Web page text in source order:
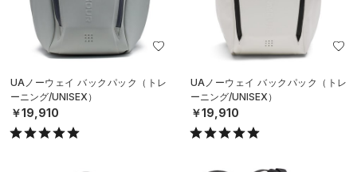
UAノーウェイ バックパック（トレ
ーニング/UNISEX）
￥19,910
UAノーウェイ バックパック（トレ
ーニング/UNISEX）
￥19,910